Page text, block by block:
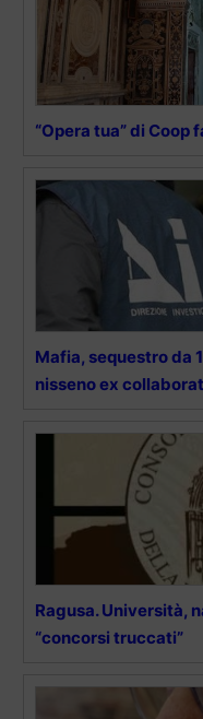
“Opera tua” di Coop
Mafia, sequestro da
nisseno ex
Ragusa. Università,
“concorsi truccati”